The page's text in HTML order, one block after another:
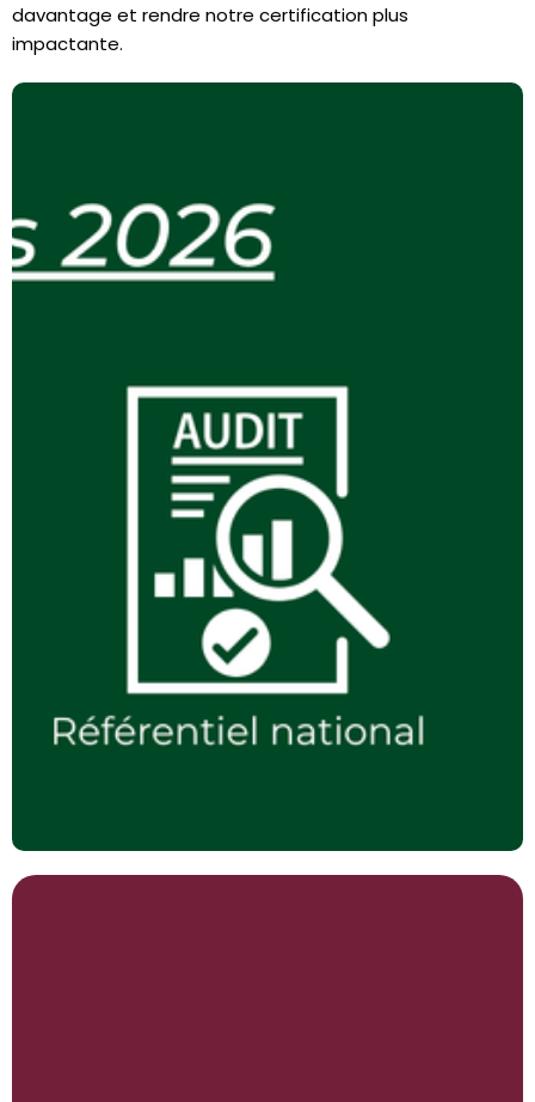
davantage et rendre notre certification plus
impactante.